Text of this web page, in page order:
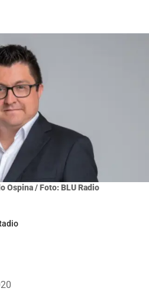
Ospina / Foto: BLU Radio